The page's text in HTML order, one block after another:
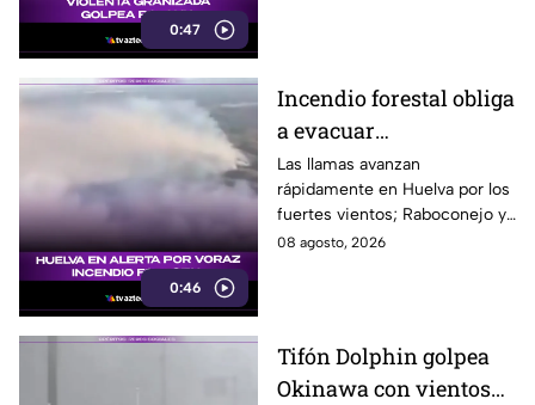
0:47
0:46
Incendio forestal obliga
a evacuar
comunidades en
Huelva
Las llamas avanzan
rápidamente en Huelva por los
fuertes vientos; Raboconejo y
Caballón fueron evacuadas
08 agosto, 2026
Tifón Dolphin golpea
Okinawa con vientos